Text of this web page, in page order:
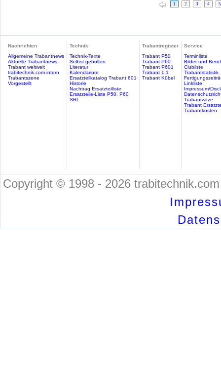
1 2 3 4 5
Nachrichten
Allgemeine Trabantnews
Aktuelle Trabantnews
Trabant weltweit
trabitechnik.com intern
Trabantszene
Vorgestellt
Technik
Technik-Texte
Selbst geholfen
Literatur
Kalendarium
Ersatzteilkatalog Trabant 601
Historie
Nachtrag Ersatzteilliste
Ersatzteile-Liste P50, P60
SRI
Trabantregister
Trabant P50
Trabant P60
Trabant P601
Trabant 1.1
Trabant Kübel
Service
Terminliste
Bilder und
Clubliste
Trabantstatistik
Linkliste
Impressum/
Trabantwitze
Trabant
Trabantkosten
Copyright © 1998 - 2026